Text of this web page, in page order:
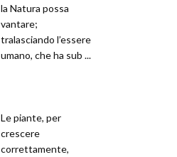
la Natura possa
vantare;
tralasciando l’essere
umano, che ha sub ...
Le piante, per
crescere
correttamente,